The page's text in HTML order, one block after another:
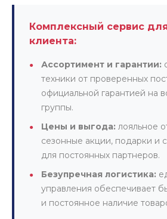
Комплексный сервис
клиента:
Ассортимент и гарантии:
техники от проверенных
официальной гарантией на
группы.
Цены и выгода: лояльное
сезонные акции, подарки и
для постоянных партнеров.
Безупречная логистика:
управления обеспечивает
и постоянное наличие